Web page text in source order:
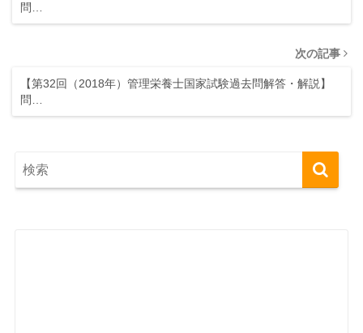
問…
次の記事
【第32回（2018年）管理栄養士国家試験過去問解答・解説】
問…